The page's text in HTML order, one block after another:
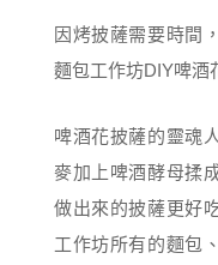
因烤披薩需要時間
麵包工作坊DIY啤酒
啤酒花披薩的靈魂
麥加上啤酒酵母揉
做出來的披薩更好
工作坊所有的麵包